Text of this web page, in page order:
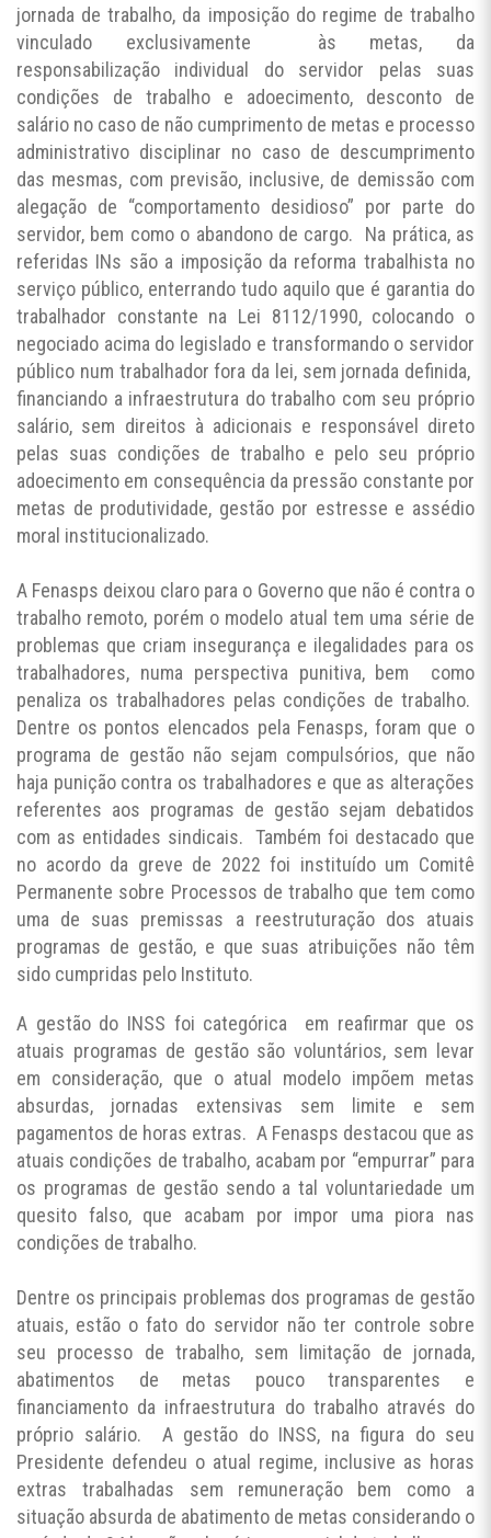
jornada de trabalho, da imposição do regime de trabalho
vinculado exclusivamente às metas, da
responsabilização individual do servidor pelas suas
condições de trabalho e adoecimento, desconto de
salário no caso de não cumprimento de metas e processo
administrativo disciplinar no caso de descumprimento
das mesmas, com previsão, inclusive, de demissão com
alegação de “comportamento desidioso” por parte do
servidor, bem como o abandono de cargo. Na prática, as
referidas INs são a imposição da reforma trabalhista no
serviço público, enterrando tudo aquilo que é garantia do
trabalhador constante na Lei 8112/1990, colocando o
negociado acima do legislado e transformando o servidor
público num trabalhador fora da lei, sem jornada definida,
financiando a infraestrutura do trabalho com seu próprio
salário, sem direitos à adicionais e responsável direto
pelas suas condições de trabalho e pelo seu próprio
adoecimento em consequência da pressão constante por
metas de produtividade, gestão por estresse e assédio
moral institucionalizado.
A Fenasps deixou claro para o Governo que não é contra o
trabalho remoto, porém o modelo atual tem uma série de
problemas que criam insegurança e ilegalidades para os
trabalhadores, numa perspectiva punitiva, bem como
penaliza os trabalhadores pelas condições de trabalho.
Dentre os pontos elencados pela Fenasps, foram que o
programa de gestão não sejam compulsórios, que não
haja punição contra os trabalhadores e que as alterações
referentes aos programas de gestão sejam debatidos
com as entidades sindicais. Também foi destacado que
no acordo da greve de 2022 foi instituído um Comitê
Permanente sobre Processos de trabalho que tem como
uma de suas premissas a reestruturação dos atuais
programas de gestão, e que suas atribuições não têm
sido cumpridas pelo Instituto.
A gestão do INSS foi categórica em reafirmar que os
atuais programas de gestão são voluntários, sem levar
em consideração, que o atual modelo impõem metas
absurdas, jornadas extensivas sem limite e sem
pagamentos de horas extras. A Fenasps destacou que as
atuais condições de trabalho, acabam por “empurrar” para
os programas de gestão sendo a tal voluntariedade um
quesito falso, que acabam por impor uma piora nas
condições de trabalho.
Dentre os principais problemas dos programas de gestão
atuais, estão o fato do servidor não ter controle sobre
seu processo de trabalho, sem limitação de jornada,
abatimentos de metas pouco transparentes e
financiamento da infraestrutura do trabalho através do
próprio salário. A gestão do INSS, na figura do seu
Presidente defendeu o atual regime, inclusive as horas
extras trabalhadas sem remuneração bem como a
situação absurda de abatimento de metas considerando o